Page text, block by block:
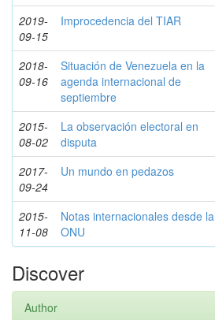
2019-
09-15
Improcedencia del TIAR
2018-
09-16
Situación de Venezuela en la
agenda internacional de
septiembre
2015-
08-02
La observación electoral en
disputa
2017-
09-24
Un mundo en pedazos
2015-
11-08
Notas internacionales desde la
ONU
Discover
Author